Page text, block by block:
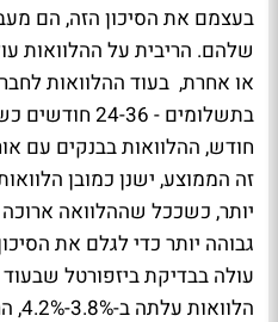
בעצמם את הסיכון הזה, הם
שלהם. הריבית על ההלוואות
או אחרת, בעוד ההלוואות
בתשלומים -
זה הממוצע, ישנן כמובן
יותר, כשככל שההלוואה ארוכה
גבוהה יותר כדי לגלם את
עולה בבדיקת ביזפורטל